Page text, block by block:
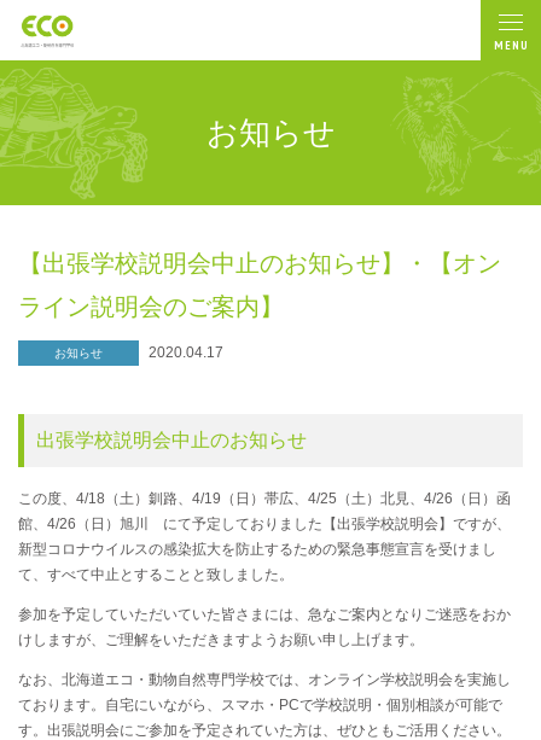
MENU
お知らせ
【出張学校説明会中止のお知らせ】・【オン
ライン説明会のご案内】
お知らせ 2020.04.17
出張学校説明会中止のお知らせ
この度、4/18（土）釧路、4/19（日）帯広、4/25（土）北見、4/26（日）函
館、4/26（日）旭川 にて予定しておりました【出張学校説明会】ですが、
新型コロナウイルスの感染拡大を防止するための緊急事態宣言を受けまし
て、すべて中止とすることと致しました。
参加を予定していただいていた皆さまには、急なご案内となりご迷惑をおか
けしますが、ご理解をいただきますようお願い申し上げます。
なお、北海道エコ・動物自然専門学校では、オンライン学校説明会を実施し
ております。自宅にいながら、スマホ・PCで学校説明・個別相談が可能で
す。出張説明会にご参加を予定されていた方は、ぜひともご活用ください。